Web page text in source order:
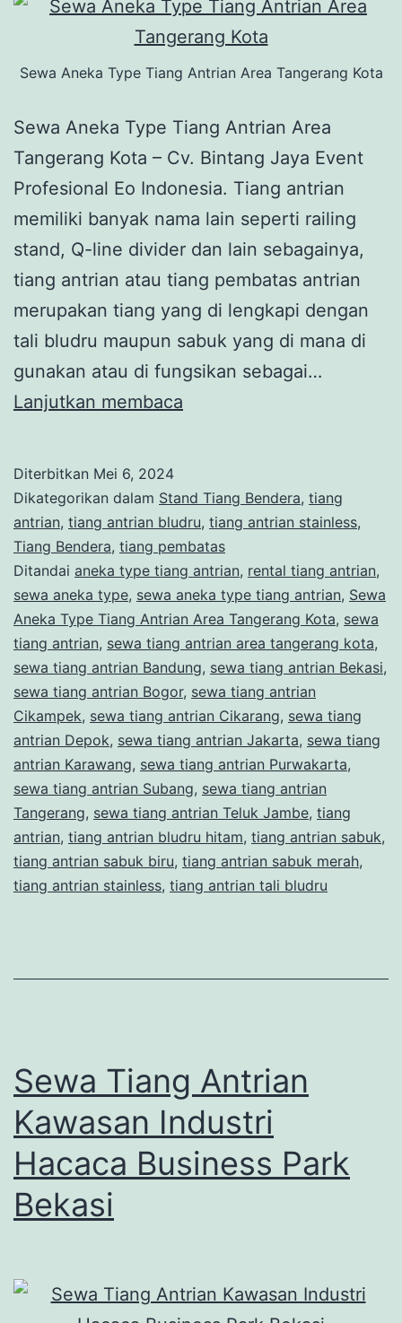
Sewa Aneka Type Tiang Antrian Area Tangerang Kota
Sewa Aneka Type Tiang Antrian Area
Tangerang Kota – Cv. Bintang Jaya Event
Profesional Eo Indonesia. Tiang antrian
memiliki banyak nama lain seperti railing
stand, Q-line divider dan lain sebagainya,
tiang antrian atau tiang pembatas antrian
merupakan tiang yang di lengkapi dengan
tali bludru maupun sabuk yang di mana di
gunakan atau di fungsikan sebagai…
Lanjutkan membaca
Tiang
Antrian
Area
Tangerang
Kota
Diterbitkan Mei 6, 2024
Dikategorikan dalam Stand Tiang Bendera, tiang
antrian, tiang antrian bludru, tiang antrian stainless,
Tiang Bendera, tiang pembatas
Ditandai aneka type tiang antrian, rental tiang antrian,
sewa aneka type, sewa aneka type tiang antrian, Sewa
Aneka Type Tiang Antrian Area Tangerang Kota, sewa
tiang antrian, sewa tiang antrian area tangerang kota,
sewa tiang antrian Bandung, sewa tiang antrian Bekasi,
sewa tiang antrian Bogor, sewa tiang antrian
Cikampek, sewa tiang antrian Cikarang, sewa tiang
antrian Depok, sewa tiang antrian Jakarta, sewa tiang
antrian Karawang, sewa tiang antrian Purwakarta,
sewa tiang antrian Subang, sewa tiang antrian
Tangerang, sewa tiang antrian Teluk Jambe, tiang
antrian, tiang antrian bludru hitam, tiang antrian sabuk,
tiang antrian sabuk biru, tiang antrian sabuk merah,
tiang antrian stainless, tiang antrian tali bludru
Sewa Tiang Antrian
Kawasan Industri
Hacaca Business Park
Bekasi